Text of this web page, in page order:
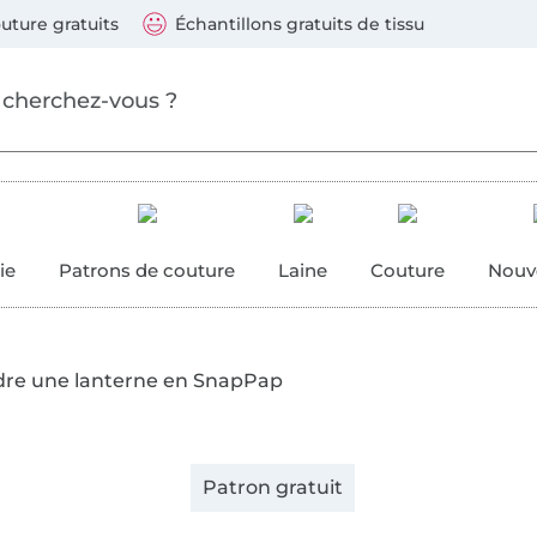
gratuits Échantillons gratuits de tissu
Patrons de couture Laine Couture
une lanterne en SnapPap
Patron gratuit
suivants : Visa, Mastercard, Carte bleue, PayPal,